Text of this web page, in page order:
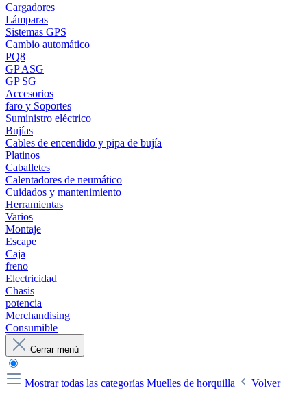
Cargadores
Lámparas
Sistemas GPS
Cambio automático
PQ8
GP ASG
GP SG
Accesorios
faro y Soportes
Suministro eléctrico
Bujías
Cables de encendido y pipa de bujía
Platinos
Caballetes
Calentadores de neumático
Cuidados y mantenimiento
Herramientas
Varios
Montaje
Escape
Caja
freno
Electricidad
Chasis
potencia
Merchandising
Consumible
Cerrar menú
Mostrar todas las categorías Muelles de horquilla
Volver